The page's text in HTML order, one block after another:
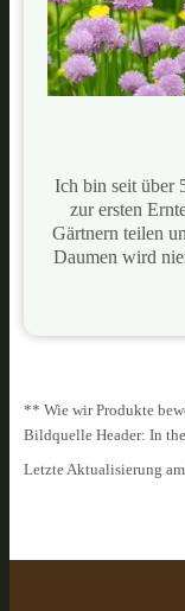
Ich bin seit über
zur ersten
Gärtnern teilen
Daumen wird
** Wie wir Produkte
Bildquelle Header: In
Letzte Aktualisierung